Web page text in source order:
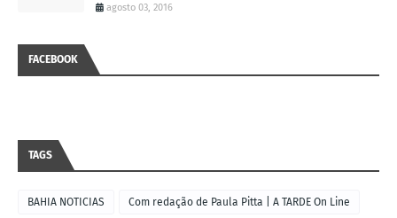
agosto 03, 2016
FACEBOOK
TAGS
BAHIA NOTICIAS Com redação de Paula Pitta | A TARDE On Line